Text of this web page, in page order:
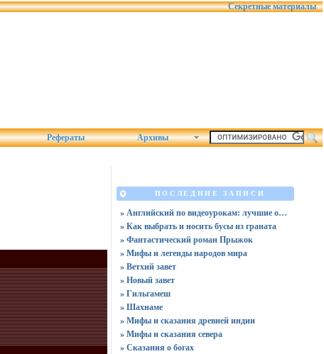
Секретные материалы
Рефераты Архивы
ПОСЛЕДНИЕ ЗАПИСИ
» Английский по видеоурокам: лучшие обучающие видео в 2025
» Как выбрать и носить бусы из граната
» Фантастический роман Прыжок
» Мифы и легенды народов мира
» Ветхий завет
» Новый завет
» Гильгамеш
» Шахнаме
» Мифы и сказания древней индии
» Мифы и сказания севера
» Сказания о богах